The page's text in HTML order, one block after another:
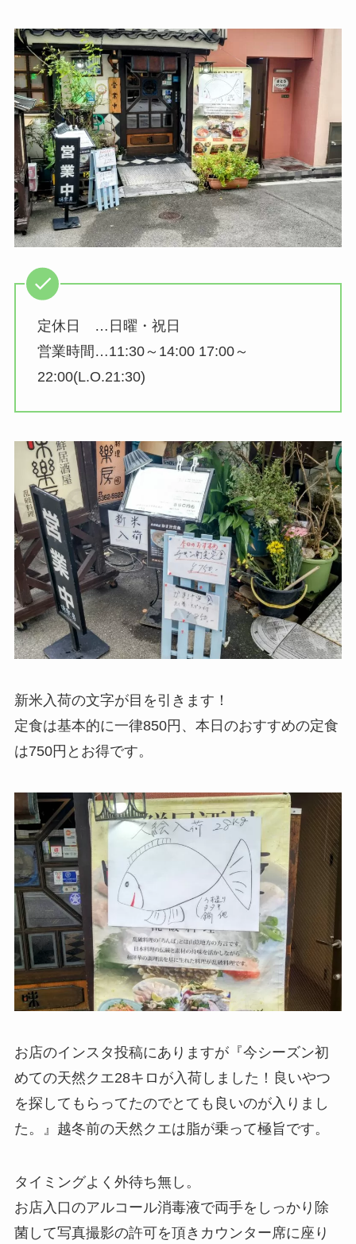
定休日 …日曜・祝日
営業時間…11:30～14:00 17:00～
22:00(L.O.21:30)
新米入荷の文字が目を引きます！
定食は基本的に一律850円、本日のおすすめの定食
は750円とお得です。
お店のインスタ投稿にありますが『今シーズン初
めての天然クエ28キロが入荷しました！良いやつ
を探してもらってたのでとても良いのが入りまし
た。』越冬前の天然クエは脂が乗って極旨です。
タイミングよく外待ち無し。
お店入口のアルコール消毒液で両手をしっかり除
菌して写真撮影の許可を頂きカウンター席に座り